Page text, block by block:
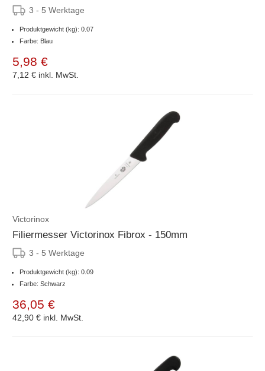
3 - 5 Werktage
Produktgewicht (kg): 0.07
Farbe: Blau
5,98 €
7,12 € inkl. MwSt.
Victorinox
Filiermesser Victorinox Fibrox - 150mm
3 - 5 Werktage
Produktgewicht (kg): 0.09
Farbe: Schwarz
36,05 €
42,90 € inkl. MwSt.